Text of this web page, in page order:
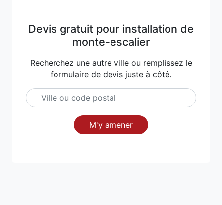
Devis gratuit pour installation de
monte-escalier
Recherchez une autre ville ou remplissez le
formulaire de devis juste à côté.
M'y amener